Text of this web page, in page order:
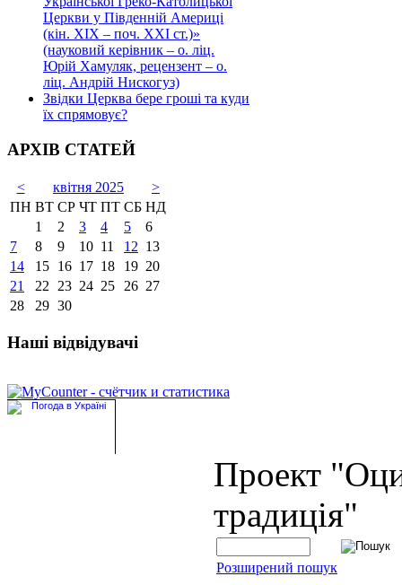
Церкви у Південній Америці
(кін. ХІХ – поч. ХХІ ст.)»
(науковий керівник – о. ліц.
Юрій Хамуляк, рецензент – о.
ліц. Андрій Нискогуз)
Звідки Церква бере гроші та куди
їх спрямовує?
АРХІВ СТАТЕЙ
< квітня 2025
>
ПН ВТ СР ЧТ ПТ СБ НД
1
2 3 4 5
6
7
8 9 10 11 12 13
14
15 16 17 18 19 20
21
22 23 24 25 26 27
28
29 30
Наші відвідувачі
Проект
традиція"
Розширений пошук